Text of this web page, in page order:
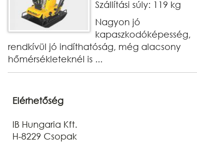
Szállítási súly: 119 kg
Nagyon jó
kapaszkodóképesség,
rendkívül jó indíthatóság, még alacsony
hőmérsékleteknél is ...
Elérhetőség
IB Hungaria Kft.
H-8229 Csopak